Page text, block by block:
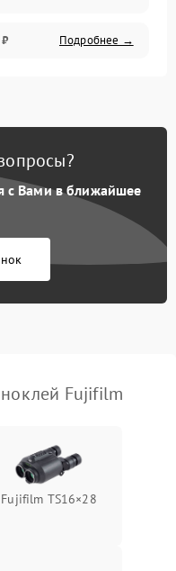
Подробнее →
Подробнее →
Подробнее →
Подробнее →
с Вами в ближайшее
Fujifilm
Fujifilm TS16×28